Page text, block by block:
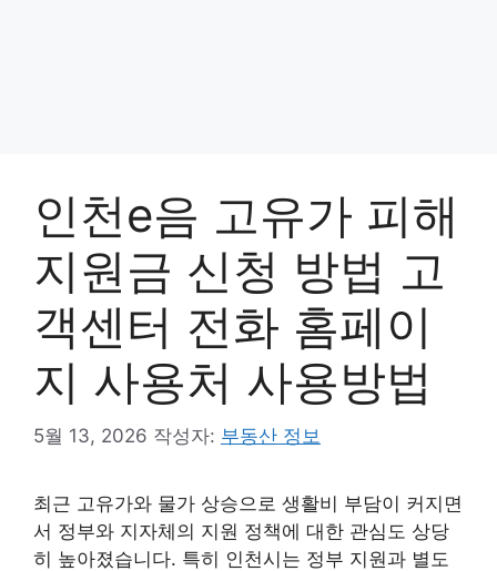
인천e음 고유가 피해
지원금 신청 방법 고
객센터 전화 홈페이
지 사용처 사용방법
5월 13, 2026 작성자: 부동산 정보
최근 고유가와 물가 상승으로 생활비 부담이 커지면
서 정부와 지자체의 지원 정책에 대한 관심도 상당
히 높아졌습니다. 특히 인천시는 정부 지원과 별도